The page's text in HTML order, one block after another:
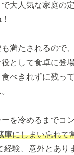
大人気な家庭の
満たされるので
として食卓に登
べきれずに残っ
を冷めるまでコ
庫にしまい忘れて
経験、意外とあり